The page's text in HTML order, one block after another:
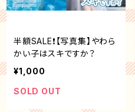
半額SALE❗️【写真集】やわら
かい子はスキですか？
¥1,000
SOLD OUT